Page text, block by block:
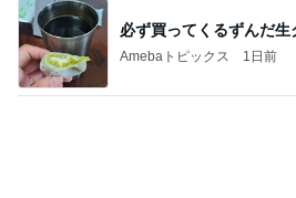
必ず買ってくるずんだ生
Amebaトピックス 1日前